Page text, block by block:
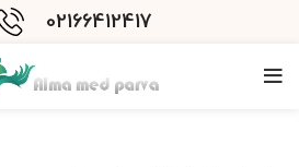
02166412417